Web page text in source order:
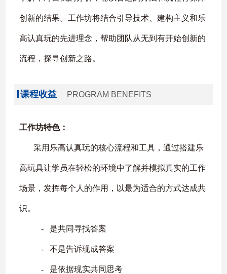
创新的结果。工作坊将结合引导技术、建构主义和乐
高认真玩的先进理念，帮助团队从无到有开始创新的
流程，探寻创新之路。
课程收益 PROGRAM BENEFITS
工作坊特色：
采用乐高认真玩的核心流程和工具，通过搭建乐
高玩具让学员在轻松的环境中了解并模拟真实的工作
场景，发挥每个人的作用，以最为适合的方式达成共
识。
‐ 是共同寻找答案
‐ 不是告诉现成答案
‐ 是依据现实共同思考